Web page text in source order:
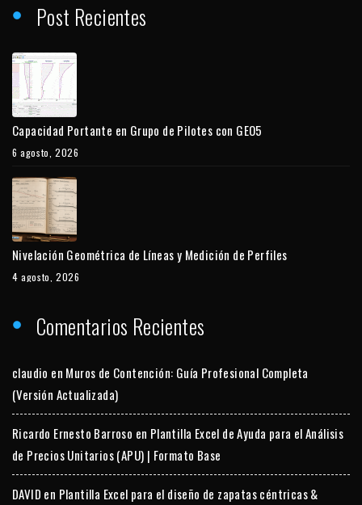
Post Recientes
Capacidad Portante en Grupo de Pilotes con GEO5
6 agosto, 2026
Nivelación Geométrica de Líneas y Medición de Perfiles
4 agosto, 2026
Comentarios Recientes
claudio en Muros de Contención: Guía Profesional Completa
(Versión Actualizada)
Ricardo Ernesto Barroso en Plantilla Excel de Ayuda para el Análisis
de Precios Unitarios (APU) | Formato Base
DAVID en Plantilla Excel para el diseño de zapatas céntricas &